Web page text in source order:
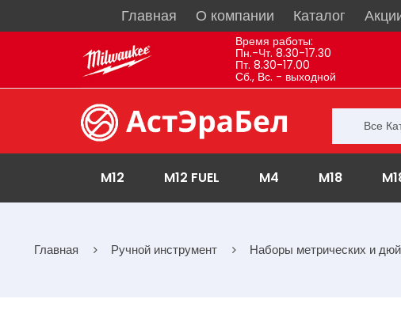
Главная О компании Каталог
Время работы:
Пн.-Чт. 8.30-17.30
Пт. 8.30-17.00
Сб., Вс. - выходной
Все
M12 M12 FUEL M4 M18
Главная Ручной инструмент Наборы метрических и